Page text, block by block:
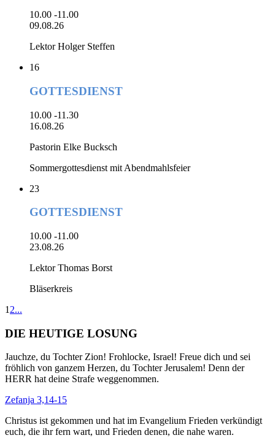
10.00 -11.00
09.08.26
Lektor Holger Steffen
16
GOTTESDIENST
10.00 -11.30
16.08.26
Pastorin Elke Bucksch
Sommergottesdienst mit Abendmahlsfeier
23
GOTTESDIENST
10.00 -11.00
23.08.26
Lektor Thomas Borst
Bläserkreis
1 2...
DIE HEUTIGE LOSUNG
Jauchze, du Tochter Zion! Frohlocke, Israel! Freue dich und sei
fröhlich von ganzem Herzen, du Tochter Jerusalem! Denn der
HERR hat deine Strafe weggenommen.
Zefanja 3,14-15
Christus ist gekommen und hat im Evangelium Frieden verkündigt
euch, die ihr fern wart, und Frieden denen, die nahe waren.